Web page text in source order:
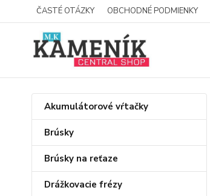
ČASTÉ OTÁZKY OBCHODNÉ PODMIENKY
Akumulátorové vŕtačky
Brúsky
Brúsky na reťaze
Drážkovacie frézy